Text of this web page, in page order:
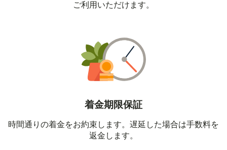
ご利用いただけます。
着金期限保証
時間通りの着金をお約束します。遅延した場合は手数料を
返金します。